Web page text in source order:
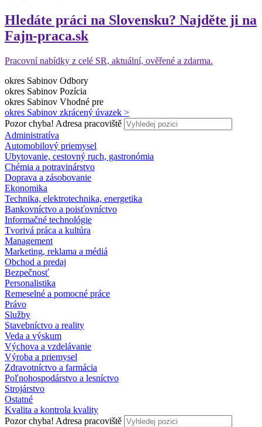
Hledáte práci na Slovensku? Najděte ji na
Fajn-praca.sk
Pracovní nabídky z celé SR, aktuální, ověřené a zdarma.
okres Sabinov Odbory
okres Sabinov Pozícia
okres Sabinov Vhodné pre
okres Sabinov zkrácený úvazek >
Pozor chyba! Adresa pracoviště
Administratíva
Automobilový priemysel
Ubytovanie, cestovný ruch, gastronómia
Chémia a potravinárstvo
Doprava a zásobovanie
Ekonomika
Technika, elektrotechnika, energetika
Bankovníctvo a poisťovníctvo
Informačné technológie
Tvorivá práca a kultúra
Management
Marketing, reklama a médiá
Obchod a predaj
Bezpečnosť
Personalistika
Remeselné a pomocné práce
Právo
Služby
Stavebníctvo a reality
Veda a výskum
Výchova a vzdelávanie
Výroba a priemysel
Zdravotníctvo a farmácia
Poľnohospodárstvo a lesníctvo
Strojárstvo
Ostatné
Kvalita a kontrola kvality
Pozor chyba! Adresa pracoviště